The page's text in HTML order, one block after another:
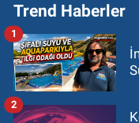
Trend Haberler
1
2